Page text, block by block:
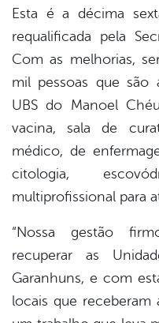
Esta é a décima
requalificada pela
Com as melhorias,
mil pessoas que são
UBS do Manoel
vacina, sala de
médico, de
citologia,
multiprofissional para
“Nossa gestão
recuperar as
Garanhuns, e com
locais que receberam